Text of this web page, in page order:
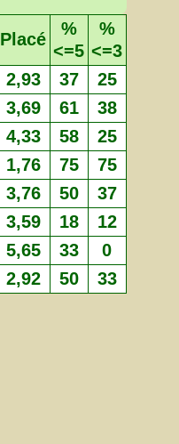
Placé
%
<=5
%
<=3
2,93 37 25
3,69 61 38
4,33 58 25
1,76 75 75
3,76 50 37
3,59 18 12
5,65 33 0
2,92 50 33